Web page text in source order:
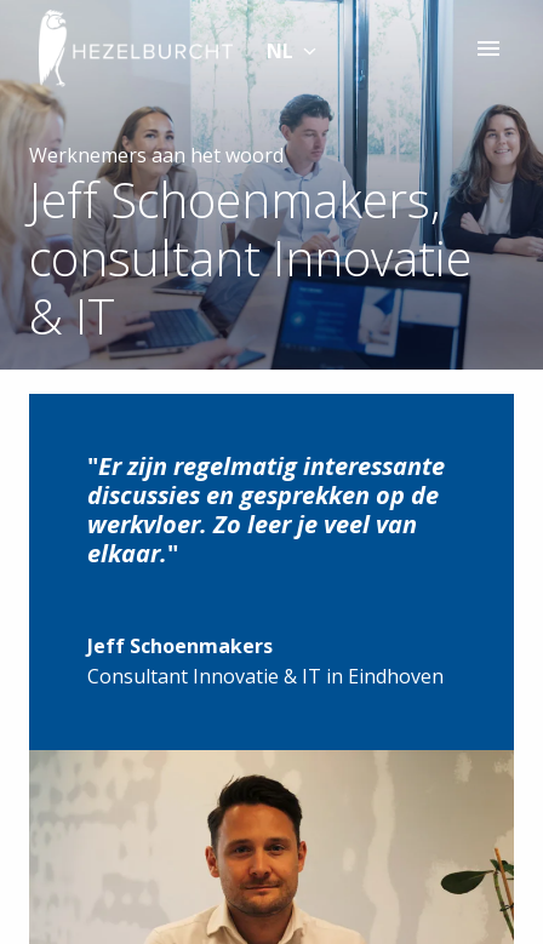
Overslaan
naar
contentHomepagina NL
Werknemers aan het woord
Jeff Schoenmakers,
consultant Innovatie
& IT
"Er zijn regelmatig interessante
discussies en gesprekken op de
werkvloer. Zo leer je veel van
elkaar.
Consultant Innovatie & IT in Eindhoven